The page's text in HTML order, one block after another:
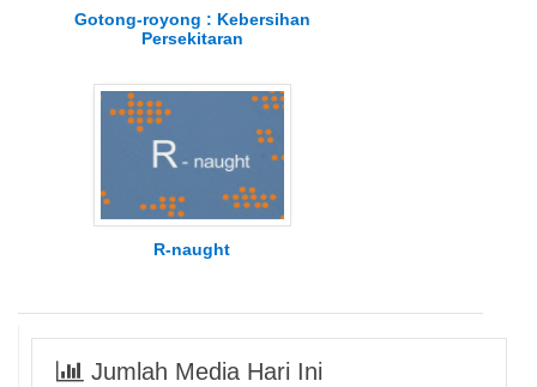
Gotong-royong : Kebersihan
Persekitaran
R-naught
Jumlah Media Hari Ini